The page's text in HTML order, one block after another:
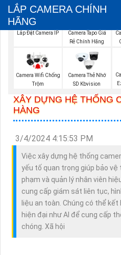
LẮP CAMERA CHÍNH
HÃNG
Lắp Đặt Camera IP
Camera Tapo Giá
Rẻ Chính Hãng
Camera Wifi Chống
Trộm
Camera Thẻ Nhớ
SD Kbvision
XÂY DỰNG HỆ THỐNG
HÀNG
3/4/2024 4:15:53 PM
Việc xây dựng hệ thống
yếu tố quan trọng giúp bảo vệ
phạm và quản lý nhân viên
cung cấp giám sát liên tục,
liệu an toàn. Chúng có thể
hiện đại như AI để cung cấp
chóng. Xã hội